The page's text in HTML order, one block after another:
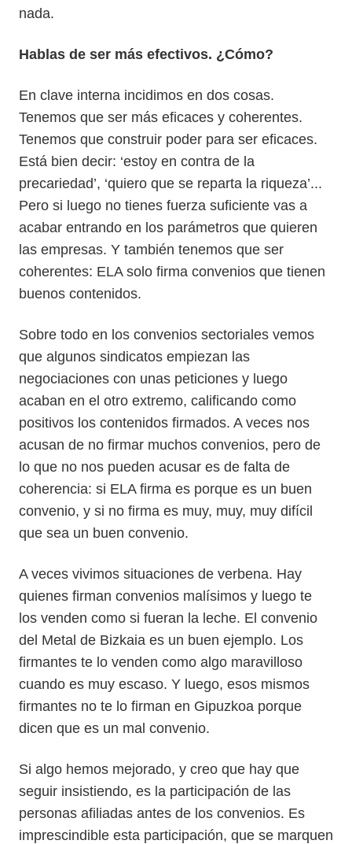
nada.
Hablas de ser más efectivos. ¿Cómo?
En clave interna incidimos en dos cosas.
Tenemos que ser más eficaces y coherentes.
Tenemos que construir poder para ser eficaces.
Está bien decir: ‘estoy en contra de la
precariedad’, ‘quiero que se reparta la riqueza’...
Pero si luego no tienes fuerza suficiente vas a
acabar entrando en los parámetros que quieren
las empresas. Y también tenemos que ser
coherentes: ELA solo firma convenios que tienen
buenos contenidos.
Sobre todo en los convenios sectoriales vemos
que algunos sindicatos empiezan las
negociaciones con unas peticiones y luego
acaban en el otro extremo, calificando como
positivos los contenidos firmados. A veces nos
acusan de no firmar muchos convenios, pero de
lo que no nos pueden acusar es de falta de
coherencia: si ELA firma es porque es un buen
convenio, y si no firma es muy, muy, muy difícil
que sea un buen convenio.
A veces vivimos situaciones de verbena. Hay
quienes firman convenios malísimos y luego te
los venden como si fueran la leche. El convenio
del Metal de Bizkaia es un buen ejemplo. Los
firmantes te lo venden como algo maravilloso
cuando es muy escaso. Y luego, esos mismos
firmantes no te lo firman en Gipuzkoa porque
dicen que es un mal convenio.
Si algo hemos mejorado, y creo que hay que
seguir insistiendo, es la participación de las
personas afiliadas antes de los convenios. Es
imprescindible esta participación, que se marquen